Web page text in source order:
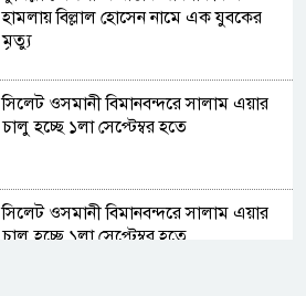
হামলায় বিল্লাল হোসেন নামে এক যুবকের
মৃত্যু
সিলেট ওসমানী বিমানবন্দরে সালাম এয়ার
চালু হচ্ছে ১লা সেপ্টেম্বর হতে
সিলেট ওসমানী বিমানবন্দরে সালাম এয়ার
চালু হচ্ছে ১লা সেপ্টেম্বর হতে